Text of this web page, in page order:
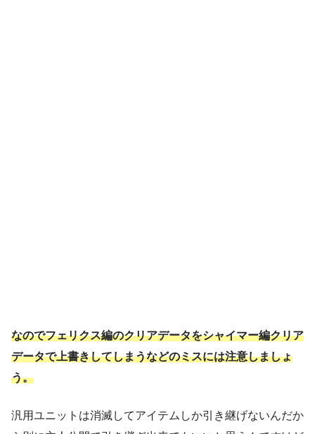
なのでフェリクス編のクリアデータをシャイマー編クリア
データで上書きしてしまうなどのミスには注意しましょ
う。
汎用ユニットは消滅してアイテムしか引き継げないんだか